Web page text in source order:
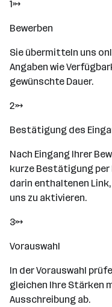
1→
Bewerben
Sie übermitteln uns
Angaben wie
gewünschte Dauer.
2→
Bestätigung des
Nach Eingang Ihrer
kurze Bestätigung per
darin enthaltenen Link,
uns zu aktivieren.
3→
Vorauswahl
In der Vorauswahl
gleichen Ihre Stärken
Ausschreibung ab.